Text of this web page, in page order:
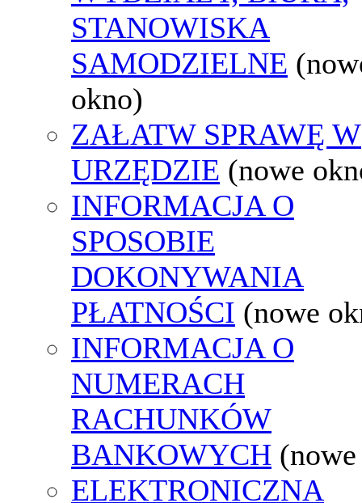
STANOWISKA
SAMODZIELNE
okno)
ZAŁATW SPRAWĘ W
URZĘDZIE (nowe
INFORMACJA O
SPOSOBIE
DOKONYWANIA
PŁATNOŚCI (nowe
INFORMACJA O
NUMERACH
RACHUNKÓW
BANKOWYCH
ELEKTRONICZNA